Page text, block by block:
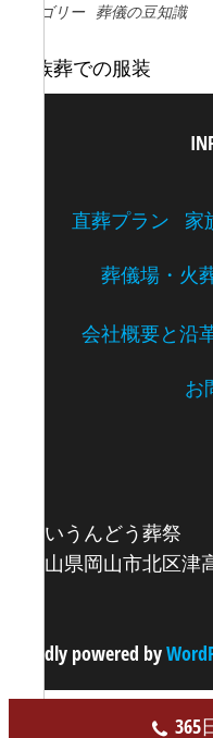
カテゴリー 葬儀の豆知識
投稿ナビゲーシ
家族葬での服装
直葬プラン 家
葬儀場・火
会社概要と沿
お
ずいうんどう葬祭
岡山県岡山市北区津
Proudly powered by
365